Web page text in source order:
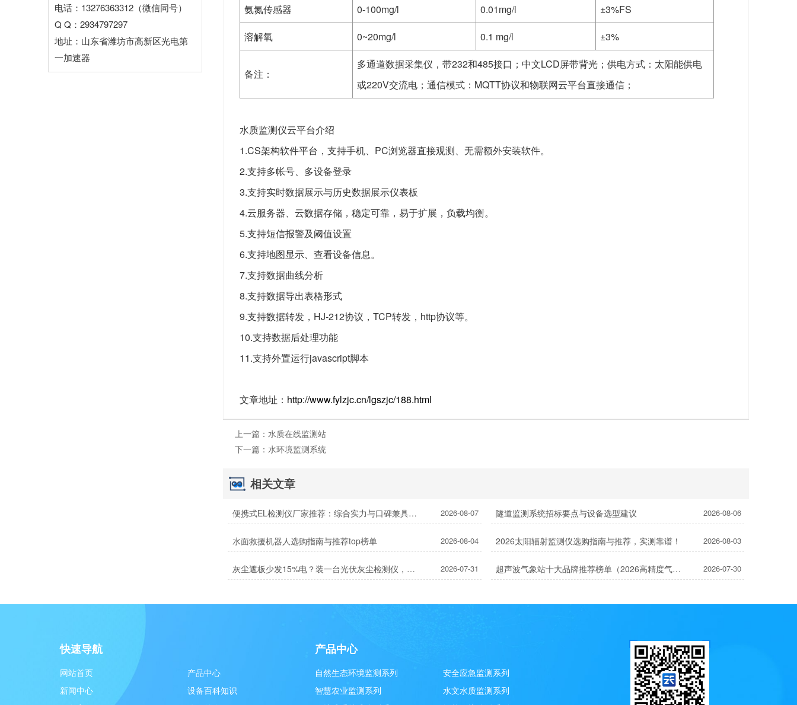
电话：13276363312（微信同号）
Q Q：2934797297
地址：山东省潍坊市高新区光电第
一加速器
氨氮传感器
0-100mg/l 0.01mg/l
±3%FS
溶解氧
0~20mg/l 0.1 mg/l ±3%
备注：
多通道数据采集仪，带232和485接口；中文LCD屏带背光；供电方式：太阳能供电
或220V交流电；通信模式：MQTT协议和物联网云平台直接通信；
水质监测仪云平台介绍
1.CS架构软件平台，支持手机、PC浏览器直接观测、无需额外安装软件。
2.支持多帐号、多设备登录
3.支持实时数据展示与历史数据展示仪表板
4.云服务器、云数据存储，稳定可靠，易于扩展，负载均衡。
5.支持短信报警及阈值设置
6.支持地图显示、查看设备信息。
7.支持数据曲线分析
8.支持数据导出表格形式
9.支持数据转发，HJ-212协议，TCP转发，http协议等。
10.支持数据后处理功能
11.支持外置运行javascript脚本
文章地址： http://www.fylzjc.cn/lgszjc/188.html
上一篇： 水质在线监测站
下一篇： 水环境监测系统
相关文章
便携式EL检测仪厂家推荐：综合实力与口碑兼具的2家 2026-08-07 隧道监测系统招标要点与设备选型建议 2026-08-06
水面救援机器人选购指南与推荐top榜单 2026-08-04 2026太阳辐射监测仪选购指南与推荐，实测靠谱！ 2026-08-03
灰尘遮板少发15%电？装一台光伏灰尘检测仪，提升发电效率，清洗成本省20% 2026-07-31 超声波气象站十大品牌推荐榜单（2026高精度气象监测TOP10） 2026-07-30
快速导航
网站首页
产品中心
新闻中心
设备百科知识
产品中心
自然生态环境监测系列
安全应急监测系列
智慧农业监测系列
水文水质监测系列